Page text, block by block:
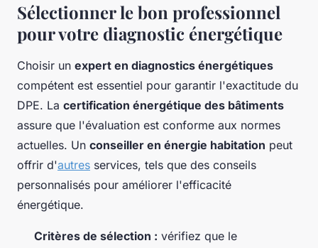
Sélectionner le bon professionnel
pour votre diagnostic énergétique
Choisir un expert en diagnostics énergétiques
compétent est essentiel pour garantir l'exactitude du
DPE. La certification énergétique des bâtiments
assure que l'évaluation est conforme aux normes
actuelles. Un conseiller en énergie habitation peut
offrir d'autres services, tels que des conseils
personnalisés pour améliorer l'efficacité
énergétique.
Critères de sélection : vérifiez que le